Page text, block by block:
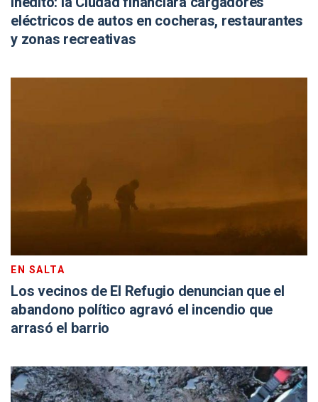
eléctricos de autos en cocheras, restaurantes
y zonas recreativas
EN SALTA
Los vecinos de El Refugio denuncian que el
abandono político agravó el incendio que
arrasó el barrio